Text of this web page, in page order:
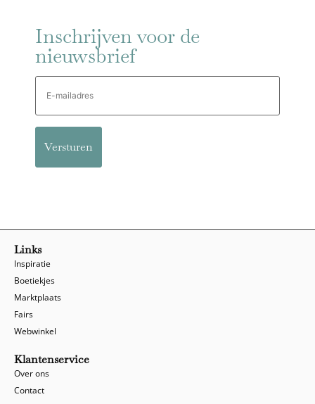
Inschrijven voor de
nieuwsbrief
E-
mailadres
Links
Inspiratie
Boetiekjes
Marktplaats
Fairs
Webwinkel
Klantenservice
Over ons
Contact